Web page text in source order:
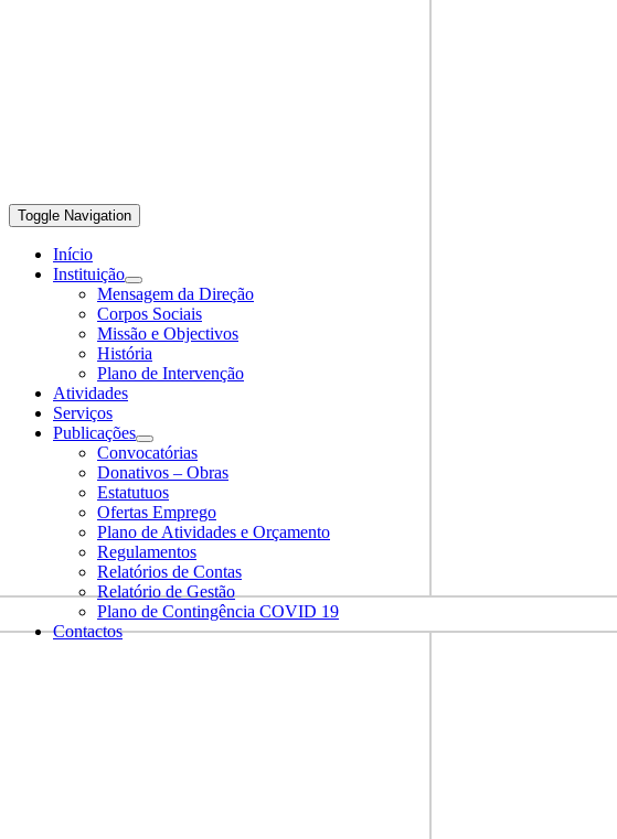
Toggle Navigation
Início
Instituição
Mensagem da Direção
Corpos Sociais
Missão e Objectivos
História
Plano de Intervenção
Atividades
Serviços
Publicações
Convocatórias
Donativos – Obras
Estatutuos
Ofertas Emprego
Plano de Atividades e Orçamento
Regulamentos
Relatórios de Contas
Relatório de Gestão
Plano de Contingência COVID 19
Contactos